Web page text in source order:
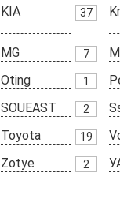
KIA 37
MG 7
Oting 1
SOUEAST 2
Toyota 19
Zotye 2